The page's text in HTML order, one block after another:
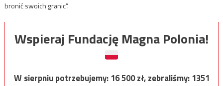
bronić swoich granic”.
Wspieraj Fundację Magna Polonia!
W sierpniu potrzebujemy:16 500zł, zebraliśmy:1351